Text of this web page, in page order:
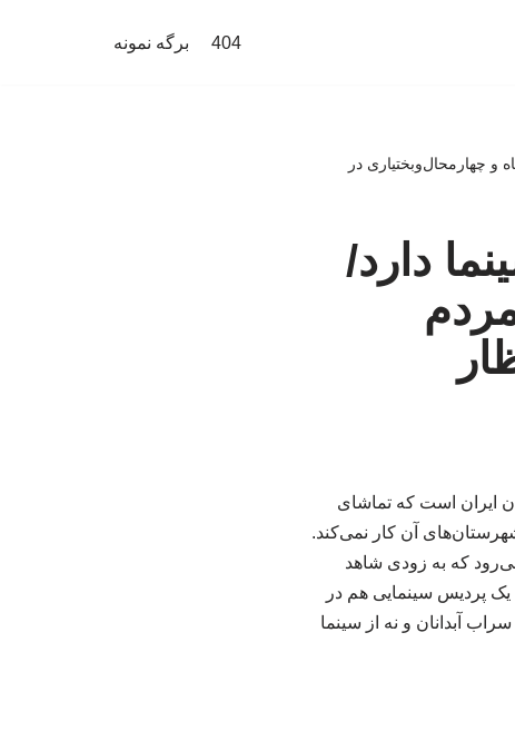
404 برگه نمونه
و چهارمحال‌وبختیاری در
دارد/
ایلام با ۱۲ شهرستان، تنها استان ایران است که تماشای
آن کار نمی‌کند.
که به زودی شاهد
پردیس سینمایی هم در
آبدانان و نه از سینما